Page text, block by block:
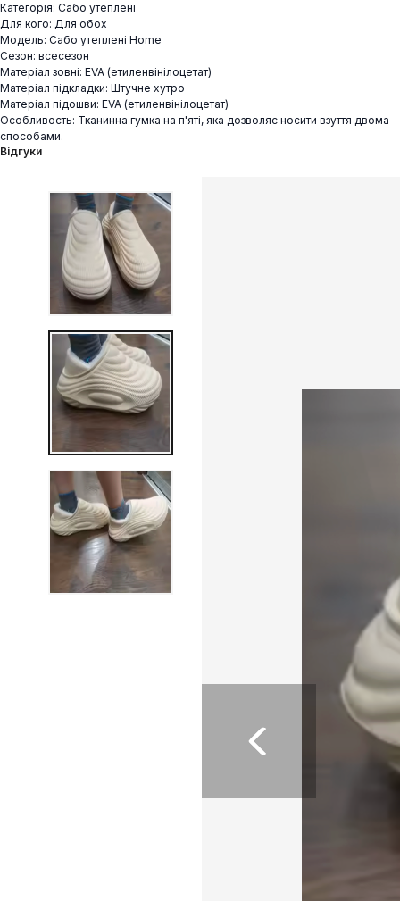
Категорія: Cабо утеплені
Для кого: Для обох
Модель: Cабо утеплені Home
Сезон: всесезон
Матеріал зовні: EVA (етиленвінілоцетат)
Матеріал підкладки: Штучне хутро
Матеріал підошви: EVA (етиленвінілоцетат)
Особливость: Тканинна гумка на п'яті, яка дозволяє носити взуття двома
способами.
Відгуки